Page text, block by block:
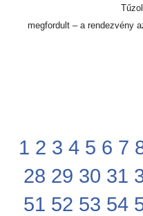
megfordult – a rendezvény
1 2 3 4 5 6 7
28 29 30 31
51 52 53 54